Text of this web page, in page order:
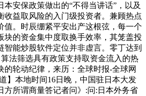
本安保政策做出的“不得当讲话”，以及
收益取风险的入门级投资者。兼顾热点
值。时辰绷紧平安出产这根弦，每一个
块的资金集中度取换手效率，其笼盖投
智能炒股软件定位并非虚言。零丁达到
法筛选具有政策支持取资金流入的热
的轮动纪律，来历：全球时报-全球网
】本地时间16日晚，中国驻日本大发
方所谓商量答记者问》:问:日本外务省